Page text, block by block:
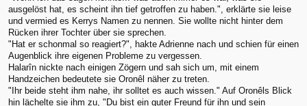
ausgelöst hat, es scheint ihn tief getroffen zu haben.", erklärte sie leise
und vermied es Kerrys Namen zu nennen. Sie wollte nicht hinter dem
Rücken ihrer Tochter über sie sprechen.
"Hat er schonmal so reagiert?", hakte Adrienne nach und schien für einen
Augenblick ihre eigenen Probleme zu vergessen.
Halarîn nickte nach einigen Zögern und sah sich um, mit einem
Handzeichen bedeutete sie Oronêl näher zu treten.
"Ihr beide steht ihm nahe, ihr solltet es auch wissen." Auf Oronêls Blick
hin lächelte sie ihm zu, "Du bist ein guter Freund für ihn und sein